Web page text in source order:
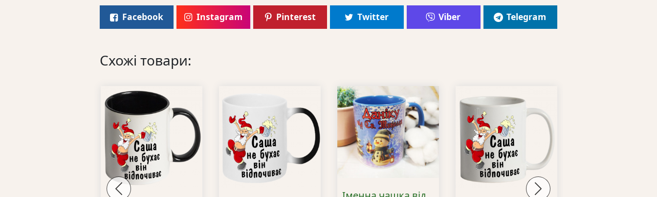
Facebook Instagram Pinterest Twitter Viber Telegram
Схожі товари:
Previous Next